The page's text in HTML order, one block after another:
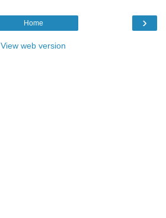
›
Home
View web version